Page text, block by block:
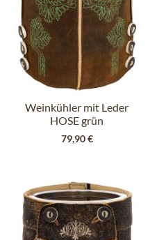
Weinkühler mit Leder
HOSE grün
79,90 €